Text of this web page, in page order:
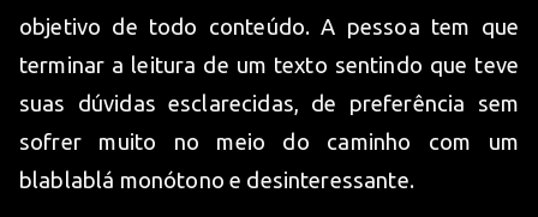
objetivo de todo conteúdo. A pessoa tem que
terminar a leitura de um texto sentindo que teve
suas dúvidas esclarecidas, de preferência sem
sofrer muito no meio do caminho com um
blablablá monótono e desinteressante.